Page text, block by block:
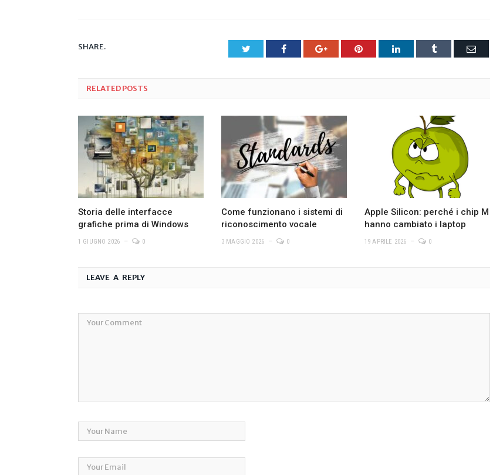
SHARE. Twitter Facebook Google+ Pinterest LinkedIn Tumblr Email
RELATEDPOSTS
Storia delle interfacce
grafiche prima di Windows
1 GIUGNO 2026 0
Come funzionano i sistemi di
riconoscimento vocale
3 MAGGIO 2026 0
Apple Silicon: perché i chip M
hanno cambiato i laptop
19 APRILE 2026 0
LEAVE A REPLY